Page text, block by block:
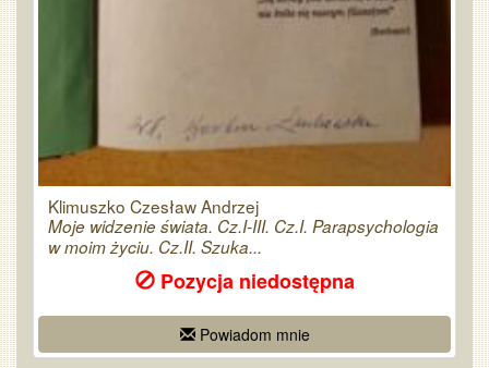
Klimuszko Czesław Andrzej
Moje widzenie świata. Cz.I-III. Cz.I. Parapsychologia
w moim życiu. Cz.II. Szuka...
Pozycja niedostępna
Powiadom mnie